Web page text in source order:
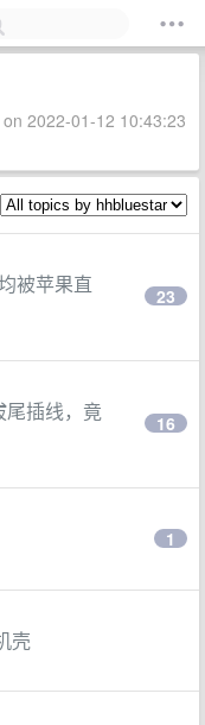
2022-01-12 10:43:23
被苹果直
23
尾插线，竟
16
1
壳